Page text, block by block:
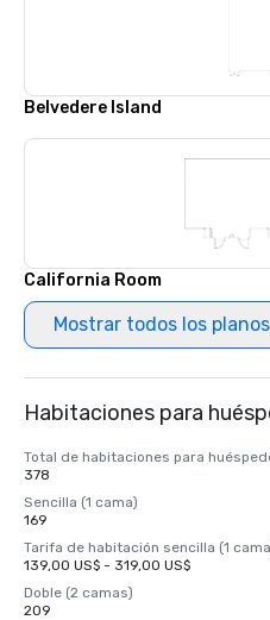
Belvedere Island
California Room
Mostrar todos los
Habitaciones para
Total de habitaciones para
378
Sencilla (1 cama)
169
Tarifa de habitación sencilla (1
139,00 US$ - 319,00 US$
Doble (2 camas)
209